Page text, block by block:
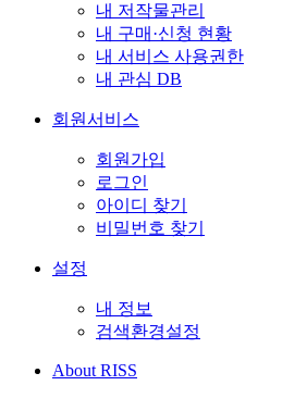
내 저작물관리
내 구매·신청 현황
내 서비스 사용권한
내 관심 DB
회원서비스
회원가입
로그인
아이디 찾기
비밀번호 찾기
설정
내 정보
검색환경설정
About RISS